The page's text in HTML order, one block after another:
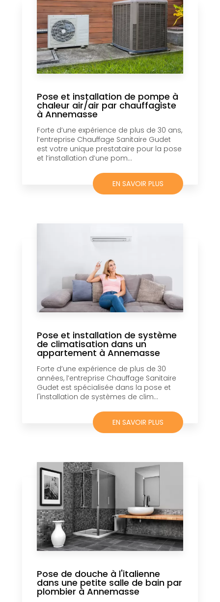
Pose et installation de pompe à
chaleur air/air par chauffagiste
à Annemasse
Forte d’une expérience de plus de 30 ans,
l’entreprise Chauffage Sanitaire Gudet
est votre unique prestataire pour la pose
et l’installation d’une pom...
EN SAVOIR PLUS
Pose et installation de système
de climatisation dans un
appartement à Annemasse
Forte d’une expérience de plus de 30
années, l’entreprise Chauffage Sanitaire
Gudet est spécialisée dans la pose et
l'installation de systèmes de clim...
EN SAVOIR PLUS
Pose de douche à l'italienne
dans une petite salle de bain par
plombier à Annemasse